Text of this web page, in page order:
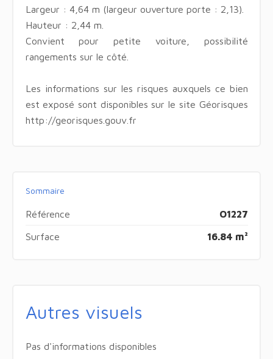
Largeur : 4,64 m (largeur ouverture porte : 2,13).
Hauteur : 2,44 m.
Convient pour petite voiture, possibilité
rangements sur le côté.
Les informations sur les risques auxquels ce bien
est exposé sont disponibles sur le site Géorisques
http://georisques.gouv.fr
Sommaire
Référence O1227
Surface 16.84 m²
Autres visuels
Pas d'informations disponibles